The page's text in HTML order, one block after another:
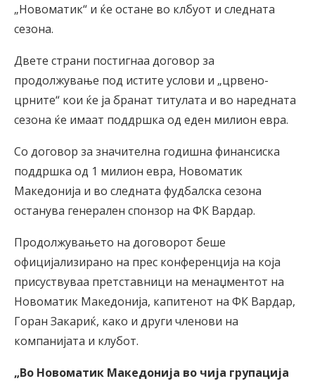
„Новоматик“ и ќе остане во клбуот и следната
сезона.
Двете страни постигнаа договор за
продолжување под истите услови и „црвено-
црните“ кои ќе ја бранат титулата и во наредната
сезона ќе имаат поддршка од еден милион евра.
Со договор за значителна годишна финансиска
поддршка од 1 милион евра, Новоматик
Македонија и во следната фудбалска сезона
останува генерален спонзор на ФК Вардар.
Продолжувањето на договорот беше
официјализирано на прес конференција на која
присуствуваа претставници на менаџментот на
Новоматик Македонија, капитенот на ФК Вардар,
Горан Закариќ, како и други членови на
компанијата и клубот.
„Во Новоматик Македонија во чија групација